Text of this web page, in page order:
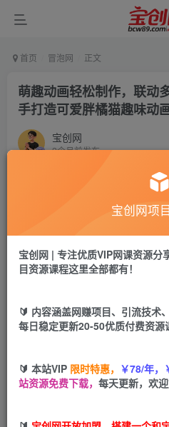
首页 冒泡网 正文
萌趣动画轻松制作，联动
手打造可爱胖橘猫趣味动
宝创网
2个月前发布
宝币
立即
宝创网项
宝创网 | 专注优质VIP网课资源分
目资源课程这里全部都有！
🔰 内容涵盖网赚项目、引流技术
每日稳定更新20-50优质付费资源
🔰 本站VIP 限时特惠， ￥78/年，
站资源免费下载， 每天更新，欢迎